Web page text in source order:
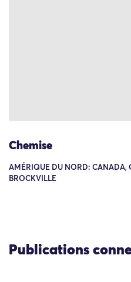
Chemise
AMÉRIQUE DU NORD: CANADA,
BROCKVILLE
Publications